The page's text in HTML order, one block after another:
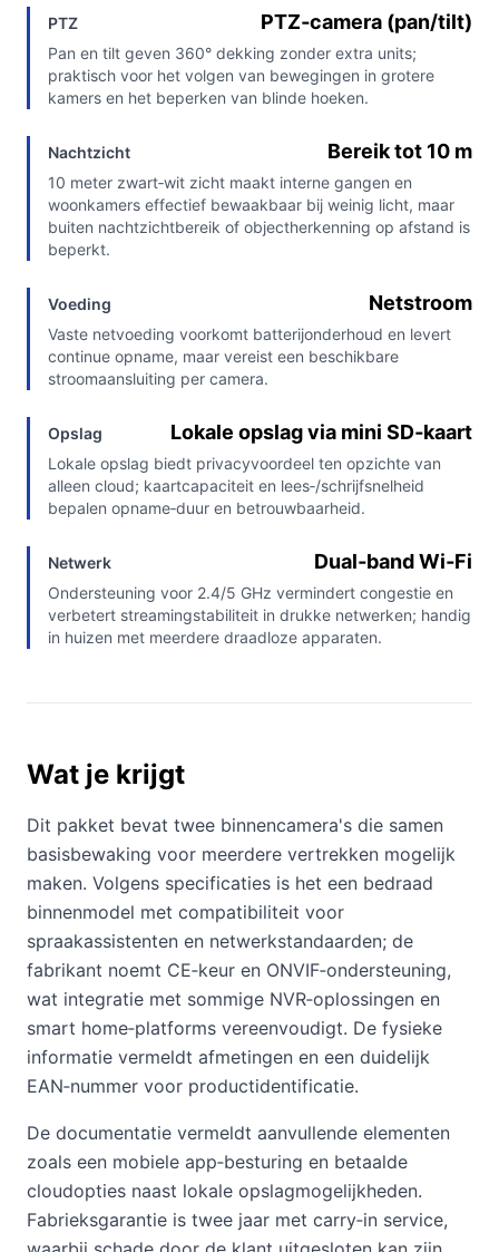
PTZ PTZ‑camera (pan/tilt)
Pan en tilt geven 360° dekking zonder extra units;
praktisch voor het volgen van bewegingen in grotere
kamers en het beperken van blinde hoeken.
Nachtzicht Bereik tot 10 m
10 meter zwart‑wit zicht maakt interne gangen en
woonkamers effectief bewaakbaar bij weinig licht, maar
buiten nachtzichtbereik of objectherkenning op afstand is
beperkt.
Voeding Netstroom
Vaste netvoeding voorkomt batterijonderhoud en levert
continue opname, maar vereist een beschikbare
stroomaansluiting per camera.
Opslag Lokale opslag via mini SD‑kaart
Lokale opslag biedt privacyvoordeel ten opzichte van
alleen cloud; kaartcapaciteit en lees‑/schrijfsnelheid
bepalen opname‑duur en betrouwbaarheid.
Netwerk Dual‑band Wi‑Fi
Ondersteuning voor 2.4/5 GHz vermindert congestie en
verbetert streamingstabiliteit in drukke netwerken; handig
in huizen met meerdere draadloze apparaten.
Wat je krijgt
Dit pakket bevat twee binnencamera's die samen
basisbewaking voor meerdere vertrekken mogelijk
maken. Volgens specificaties is het een bedraad
binnenmodel met compatibiliteit voor
spraakassistenten en netwerkstandaarden; de
fabrikant noemt CE‑keur en ONVIF‑ondersteuning,
wat integratie met sommige NVR‑oplossingen en
smart home‑platforms vereenvoudigt. De fysieke
informatie vermeldt afmetingen en een duidelijk
EAN‑nummer voor productidentificatie.
De documentatie vermeldt aanvullende elementen
zoals een mobiele app‑besturing en betaalde
cloudopties naast lokale opslagmogelijkheden.
Fabrieksgarantie is twee jaar met carry‑in service,